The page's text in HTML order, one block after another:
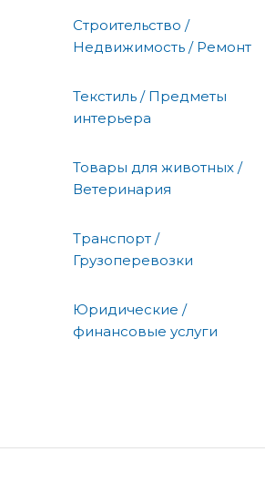
Строительство /
Недвижимость / Ремонт
Текстиль / Предметы
интерьера
Товары для животных /
Ветеринария
Транспорт /
Грузоперевозки
Юридические /
финансовые услуги